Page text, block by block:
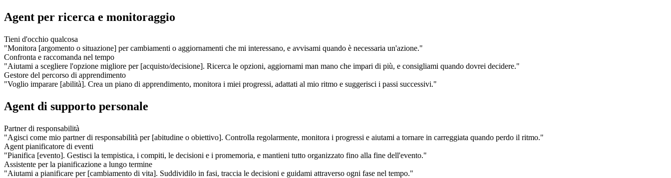
Agent per ricerca e monitoraggio
Tieni d'occhio qualcosa
"Monitora [argomento o situazione] per cambiamenti o aggiornamenti che mi interessano, e avvisami quando è necessaria un'azione."
Confronta e raccomanda nel tempo
"Aiutami a scegliere l'opzione migliore per [acquisto/decisione]. Ricerca le opzioni, aggiornami man mano che impari di più, e consigliami quando dovrei decidere."
Gestore del percorso di apprendimento
"Voglio imparare [abilità]. Crea un piano di apprendimento, monitora i miei progressi, adattati al mio ritmo e suggerisci i passi successivi."
Agent di supporto personale
Partner di responsabilità
"Agisci come mio partner di responsabilità per [abitudine o obiettivo]. Controlla regolarmente, monitora i progressi e aiutami a tornare in carreggiata quando perdo il ritmo."
Agent pianificatore di eventi
"Pianifica [evento]. Gestisci la tempistica, i compiti, le decisioni e i promemoria, e mantieni tutto organizzato fino alla fine dell'evento."
Assistente per la pianificazione a lungo termine
"Aiutami a pianificare per [cambiamento di vita]. Suddividilo in fasi, traccia le decisioni e guidami attraverso ogni fase nel tempo."